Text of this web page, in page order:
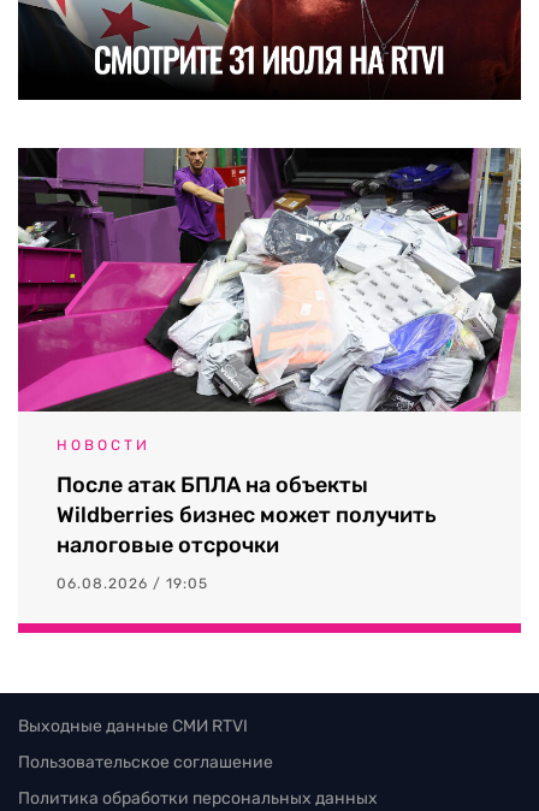
НОВОСТИ
После атак БПЛА на объекты
Wildberries бизнес может получить
налоговые отсрочки
06.08.2026 / 19:05
Выходные данные СМИ RTVI
Пользовательское соглашение
Политика обработки персональных данных